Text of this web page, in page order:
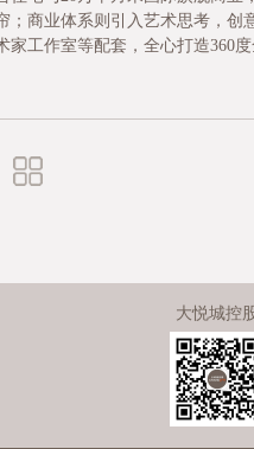
商业体系则引入艺术思考，创
工作室等配套，全心打造360度
大悦城控